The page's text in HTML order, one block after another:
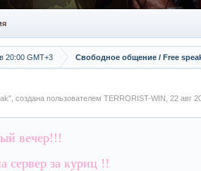
20:00 GMT+3 Свободное общение / Free
", создана пользователем TERRORIST-WIN 22 авг
вечер!!!
сервер за куриц !!